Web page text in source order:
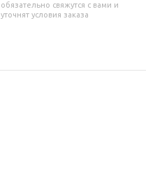
обязательно свяжутся с вами и
уточнят условия заказа